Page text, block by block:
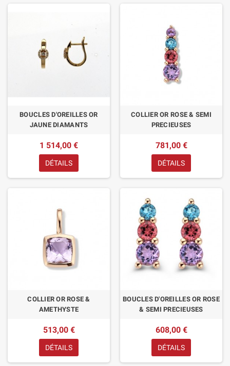
BOUCLES D'OREILLES OR
JAUNE DIAMANTS
1 514,00 €
DÉTAILS
COLLIER OR ROSE & SEMI
PRECIEUSES
781,00 €
DÉTAILS
COLLIER OR ROSE &
AMETHYSTE
513,00 €
DÉTAILS
BOUCLES D'OREILLES OR ROSE
& SEMI PRECIEUSES
608,00 €
DÉTAILS